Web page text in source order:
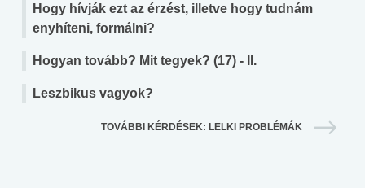
Hogy hívják ezt az érzést, illetve hogy tudnám
enyhíteni, formálni?
Hogyan tovább? Mit tegyek? (17) - II.
Leszbikus vagyok?
TOVÁBBI KÉRDÉSEK: LELKI PROBLÉMÁK